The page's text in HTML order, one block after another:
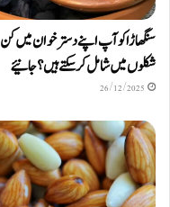
سنگھاڑا کو آپ اپنے دستر خوان میں کن
شکلوں میں شامل کرسکتے ہیں ؟ جانیئے
26/12/2025